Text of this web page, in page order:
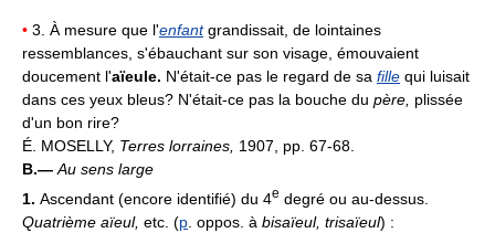
• 3. À mesure que l'enfantgrandissait, de lointaines
ressemblances, s'ébauchant sur son visage, émouvaient
doucement l'aïeule. N'était-ce pas le regard de sa fille qui luisait
dans ces yeux bleus? N'était-ce pas la bouche du père, plissée
d'un bon rire?
É. MOSELLY, Terres lorraines, 1907, pp. 67-68.
B.—Au sens large
1. Ascendant (encore identifié) du 4e degré ou au-dessus.
Quatrième aïeul, etc. (p . oppos. à bisaïeul, trisaïeul) :